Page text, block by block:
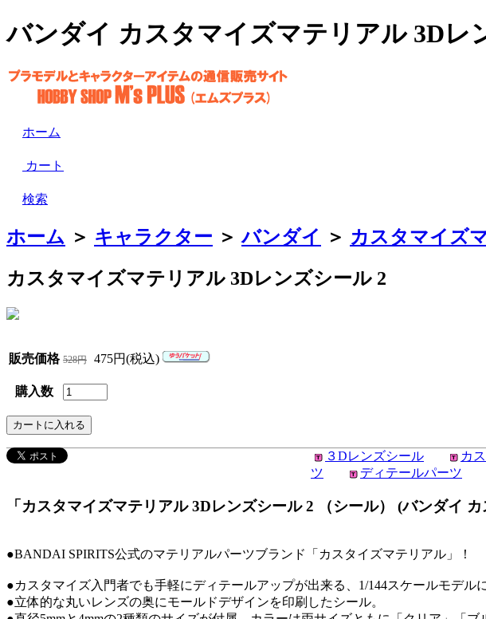
バンダイ カスタマイズマテリアル 3Dレ
ホーム
カート
検索
ホーム ＞ キャラクター ＞ バンダイ ＞ カスタマイズ
カスタマイズマテリアル 3Dレンズシール 2
販売価格 528円 475円(税込)
購入数
３Dレンズシール カ
ツ
ディテールパーツ
「カスタマイズマテリアル 3Dレンズシール 2 （シール） (バンダイ
●BANDAI SPIRITS公式のマテリアルパーツブランド「カスタイズマテリアル」！
●カスタマイズ入門者でも手軽にディテールアップが出来る、1/144スケールモデ
●立体的な丸いレンズの奥にモールドデザインを印刷したシール。